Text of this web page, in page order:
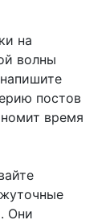
на
волны
постов
время
Они